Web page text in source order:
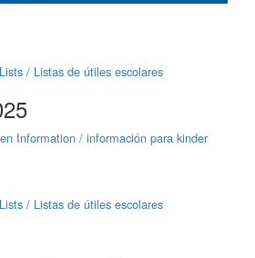
/ Listas de útiles escolares
Information / información para kinder
/ Listas de útiles escolares